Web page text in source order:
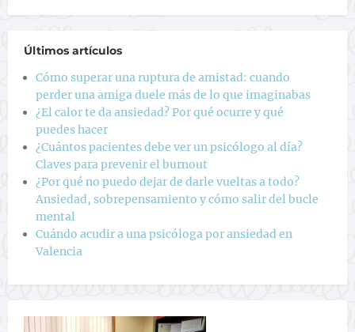
Últimos artículos
Cómo superar una ruptura de amistad: cuando
perder una amiga duele más de lo que imaginabas
¿El calor te da ansiedad? Por qué ocurre y qué
puedes hacer
¿Cuántos pacientes debe ver un psicólogo al día?
Claves para prevenir el burnout
¿Por qué no puedo dejar de darle vueltas a todo?
Ansiedad, sobrepensamiento y cómo salir del bucle
mental
Cuándo acudir a una psicóloga por ansiedad en
Valencia